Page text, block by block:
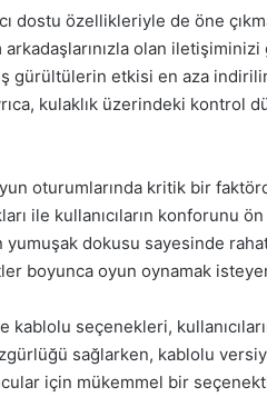
dostu özellikleriyle de öne
arkadaşlarınızla olan
gürültülerin etkisi en aza
kulaklık üzerindeki kontrol
oturumlarında kritik bir
ile kullanıcıların konforunu ön
yumuşak dokusu sayesinde
boyunca oyun oynamak
kablolu seçenekleri,
sağlarken, kablolu
için mükemmel bir